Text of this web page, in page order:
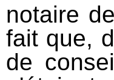
notaire
fait que,
de